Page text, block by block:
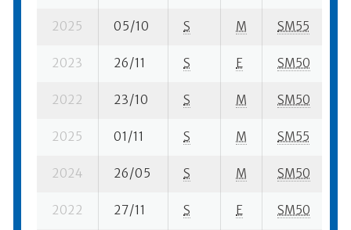
2025 05/10 S M SM55
2023 26/11 S E SM50
2022 23/10 S M SM50
2025 01/11 S M SM55
2024 26/05 S M SM50
2022 27/11 S E SM50